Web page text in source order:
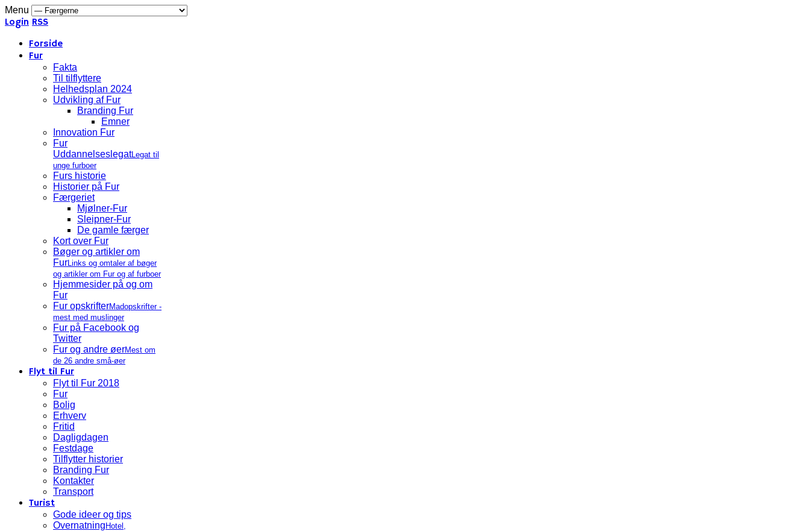
Menu
Login RSS
Forside
Fur
Fakta
Til tilflyttere
Helhedsplan 2024
Udvikling af Fur
Branding Fur
Emner
Innovation Fur
Fur
UddannelseslegatLegat til
unge furboer
Furs historie
Historier på Fur
Færgeriet
Mjølner-Fur
Sleipner-Fur
De gamle færger
Kort over Fur
Bøger og artikler om
FurLinks og omtaler af bøger
og artikler om Fur og af furboer
Hjemmesider på og om
Fur
Fur opskrifterMadopskrifter -
mest med muslinger
Fur på Facebook og
Twitter
Fur og andre øerMest om
de 26 andre små-øer
Flyt til Fur
Flyt til Fur 2018
Fur
Bolig
Erhverv
Fritid
Dagligdagen
Festdage
Tilflytter historier
Branding Fur
Kontakter
Transport
Turist
Gode ideer og tips
Overnatning Hotel,